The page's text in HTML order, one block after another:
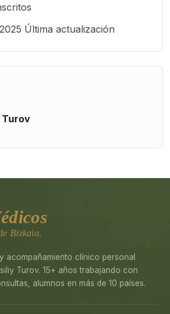
Última actualización
Turov
Bizkaia.
acompañamiento clínico personal
Turov. 15+ años trabajando con
alumnos en más de 10 países.